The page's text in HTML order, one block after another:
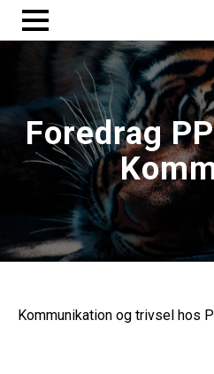
Foredrag
Kommunikation og trivsel hos